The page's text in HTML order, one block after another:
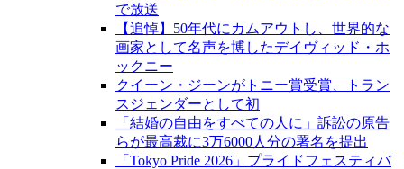
で放送
【追悼】50年代にカムアウトし、世界的な
画家として名声を博したデイヴィッド・ホ
ックニー
クイーン・ジーンがトニー賞受賞、トラン
スジェンダーとして初
「結婚の自由をすべての人に」訴訟の原告
らが最高裁に3万6000人分の署名を提出
「Tokyo Pride 2026」プライドフェスティバ